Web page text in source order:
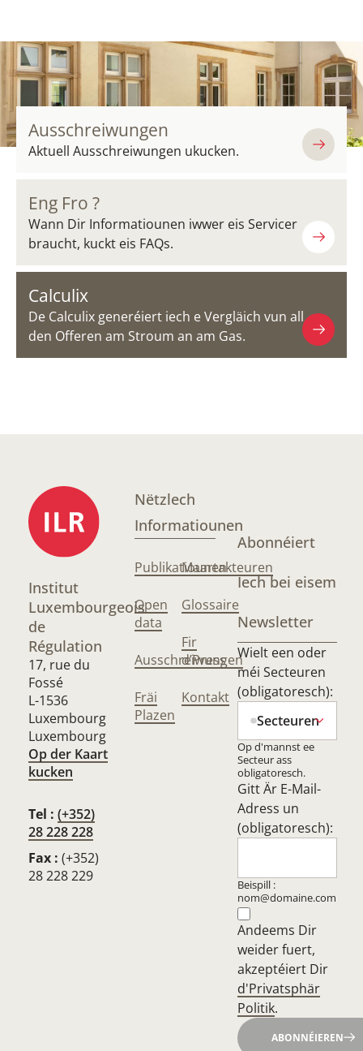
Ausschreiwungen
Aktuell Ausschreiwungen ukucken.
Eng Fro ?
Wann Dir Informatiounen iwwer eis Servicer
braucht, kuckt eis FAQs.
Calculix
De Calculix generéiert iech e Vergläich vun all
den Offeren am Stroum an am Gas.
Institut
Luxembourgeois
de
Régulation
17, rue du
Fossé
L-1536
Luxembourg
Luxembourg
Op der Kaart
kucken
Tel : (+352)
28 228 228
Fax : (+352)
28 228 229
Nëtzlech
Informatiounen
Publikatiounen
Open
data
Ausschreiwungen
Fräi
Plazen
Maartakteuren
Glossaire
Fir
d’Press
Kontakt
Abonnéiert
Iech bei eisem
Newsletter
Wielt een oder
méi Secteuren
(obligatoresch):
Secteuren
Op d'mannst ee
Secteur ass
obligatoresch.
Gitt Är E-Mail-
Adress un
(obligatoresch):
Beispill :
nom@domaine.com
Andeems Dir
weider fuert,
akzeptéiert Dir
d'Privatsphär
Politik.
ABONNÉIEREN